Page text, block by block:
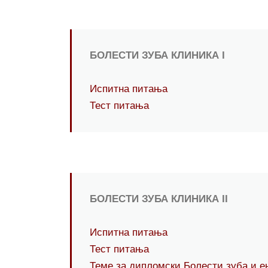
БОЛЕСТИ ЗУБА КЛИНИКА I
Испитна питања
Тест питања
БОЛЕСТИ ЗУБА КЛИНИКА II
Испитна питања
Тест питања